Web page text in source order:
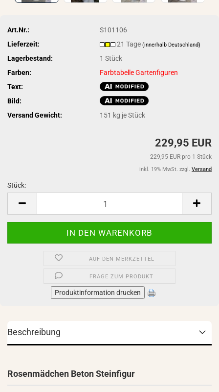
Art.Nr.:
S101106
Lieferzeit:
21 Tage(innerhalb Deutschland)
Lagerbestand: 1Stück
Farben:
Farbtabelle Gartenfiguren
Text:
Bild:
Versand Gewicht:
151 kg je Stück
229,95 EUR
229,95 EUR pro 1 Stück
inkl. 19% MwSt. zzgl. Versand
Stück:
AUF DEN MERKZETTEL
FRAGE ZUM PRODUKT
Produktinformation drucken
Beschreibung
Rosenmädchen Beton Steinfigur